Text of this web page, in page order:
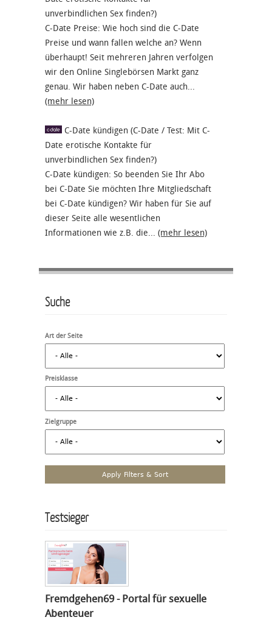
unverbindlichen Sex finden?)
C-Date Preise: Wie hoch sind die C-Date
Preise und wann fallen welche an? Wenn
überhaupt! Seit mehreren Jahren verfolgen
wir den Online Singlebörsen Markt ganz
genau. Wir haben neben C-Date auch...
(mehr lesen)
C-Date kündigen (C-Date / Test: Mit C-
Date erotische Kontakte für
unverbindlichen Sex finden?)
C-Date kündigen: So beenden Sie Ihr Abo
bei C-Date Sie möchten Ihre Mitgliedschaft
bei C-Date kündigen? Wir haben für Sie auf
dieser Seite alle wesentlichen
Informationen wie z.B. die... (mehr lesen)
Suche
Art der Seite
Preisklasse
Zielgruppe
Testsieger
Fremdgehen69 - Portal für sexuelle
Abenteuer